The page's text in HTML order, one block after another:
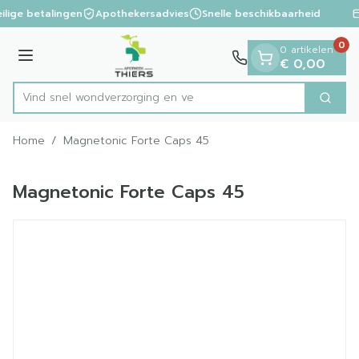
Ga naar de inhoud
1 van 1
betalingen Apothekersadvies Snelle beschikbaarheid
Menu
Product, merk, categorie...
Vind snel wondverzorgi Zoek
0 artikelen
€ 0,00
0
Home / Magnetonic Forte Caps 45
Magnetonic Forte Caps 45